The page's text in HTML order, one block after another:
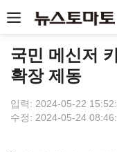
국민 메신저
확장 제동
입력: 2024-05-22
수정: 2024-05-24